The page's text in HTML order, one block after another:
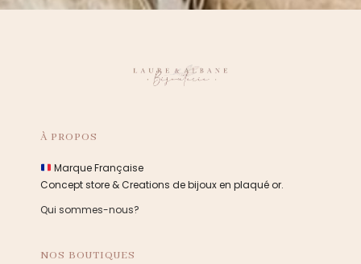
À PROPOS
Marque Française
Concept store & Creations de bijoux en plaqué or.
Qui sommes-nous?
NOS BOUTIQUES